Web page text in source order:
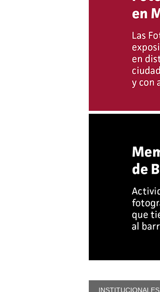
INSTITUCIONALES